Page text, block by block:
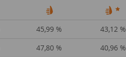
45,99 % 43,12 %
47,80 % 40,96 %